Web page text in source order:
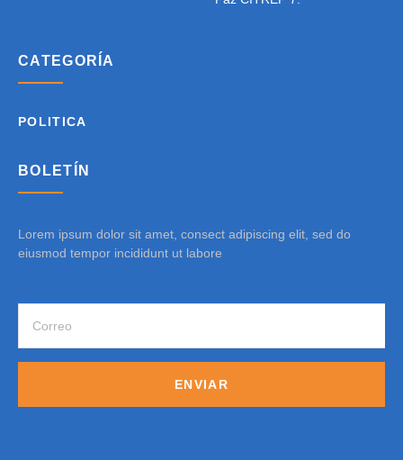
CATEGORÍA
POLITICA
BOLETÍN
Lorem ipsum dolor sit amet, consect adipiscing elit, sed do
eiusmod tempor incididunt ut labore
ENVIAR